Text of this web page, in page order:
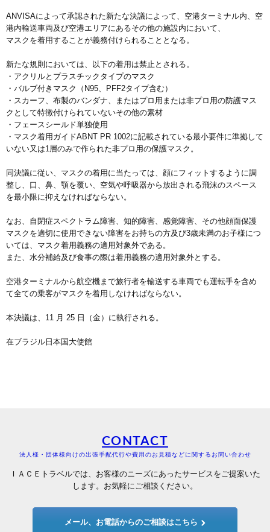
ANVISAによって承認された新たな決議によって、空港ターミナル内、空
港内輸送車両及び空港エリアにあるその他の施設内において、
マスクを着用することが義務付けられることとなる。
新たな規則においては、以下の着用は禁止とされる。
・アクリルとプラスチックタイプのマスク
・バルブ付きマスク（N95、PFF2タイプ含む）
・スカーフ、布製のバンダナ、またはプロ用または非プロ用の防護マス
クとして特徴付けられていないその他の素材
・フェースシールド単独使用
・マスク着用ガイドABNT PR 1002に記載されている最小要件に準拠して
いない又は1層のみで作られた非プロ用の保護マスク。
同決議に従い、マスクの着用に当たっては、顔にフィットするように調
整し、口、鼻、顎を覆い、空気や呼吸器から放出される飛沫のスペース
を最小限に抑えなければならない。
なお、自閉症スペクトラム障害、知的障害、感覚障害、その他顔面保護
マスクを適切に使用できない障害をお持ちの方及び3歳未満のお子様につ
いては、マスク着用義務の適用対象外である。
また、水分補給及び食事の際は着用義務の適用対象外とする。
空港ターミナルから航空機まで旅行者を輸送する車両でも運転手を含め
て全ての乗客がマスクを着用しなければならない。
本決議は、11 月 25 日（金）に執行される。
在ブラジル日本国大使館
CONTACT
法人様・団体様向けの出張手配代行や費用のお見積などに関するお問い合わせ
ＩＡＣＥトラベルでは、お客様のニーズにあったサービスをご提案いた
します。お気軽にご相談ください。
メール、お電話からのご相談はこちら